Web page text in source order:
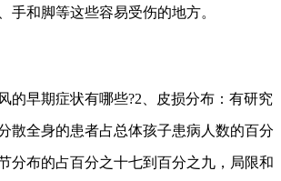
手和脚等这些容易受伤的地方。
早期症状有哪些?2、皮损分布：有研究
散全身的患者占总体孩子患病人数的百分
分布的占百分之十七到百分之九，局限和